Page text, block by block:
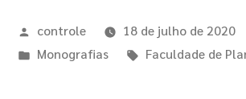
controle
18 de julho de 2020
Monografias
Faculdade de